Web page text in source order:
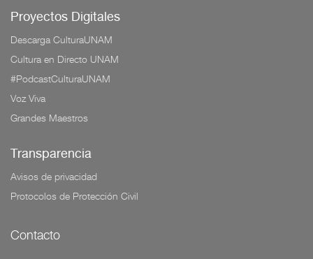
Proyectos Digitales
Descarga CulturaUNAM
Cultura en Directo UNAM
#PodcastCulturaUNAM
Voz Viva
Grandes Maestros
Transparencia
Avisos de privacidad
Protocolos de Protección Civil
Contacto